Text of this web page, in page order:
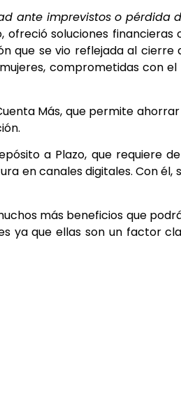
ante imprevistos o pérdida
ofreció soluciones financieras
que se vio reflejada al cierre
comprometidas con el
Más, que permite
a Plazo, que requiere
en canales digitales. Con él,
más beneficios que
ya que ellas son un factor